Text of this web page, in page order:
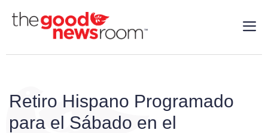
Retiro Hispano Programado
para el Sábado en el